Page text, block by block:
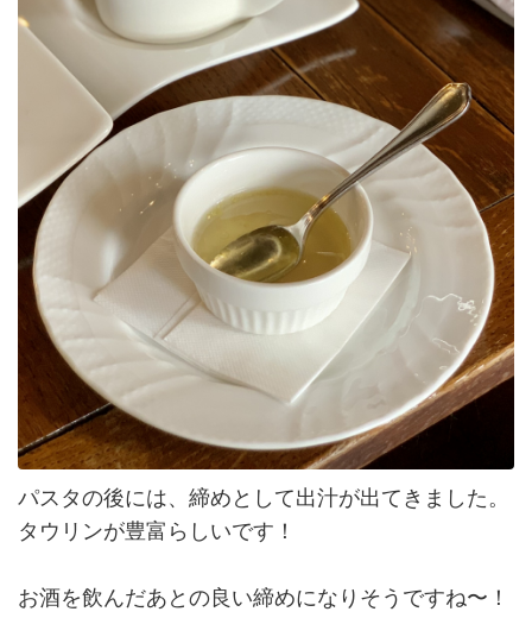
パスタの後には、締めとして出汁が出てきました。
タウリンが豊富らしいです！
お酒を飲んだあとの良い締めになりそうですね〜！